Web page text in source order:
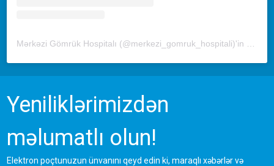
Yeniliklərimizdən
məlumatlı olun!
Elektron poçtunuzun ünvanını qeyd edin ki, maraqlı xəbərlər və